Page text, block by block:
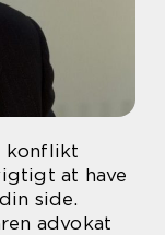
konflikt
at have
side.
advokat